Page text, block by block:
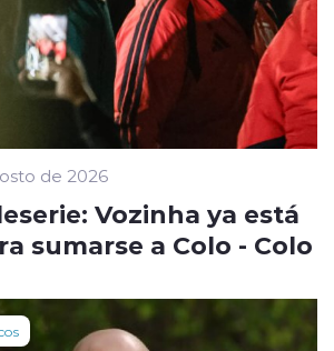
de 2026
Vozinha ya está
sumarse a Colo - Colo